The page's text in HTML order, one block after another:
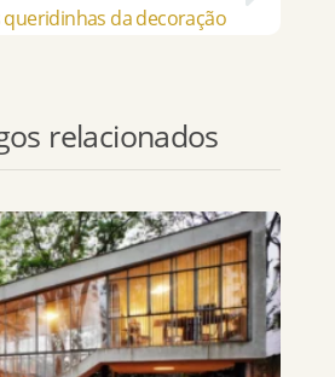
da decoração
relacionados